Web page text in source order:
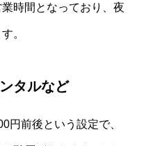
時間となっており、夜
。
タルなど
円前後という設定で、